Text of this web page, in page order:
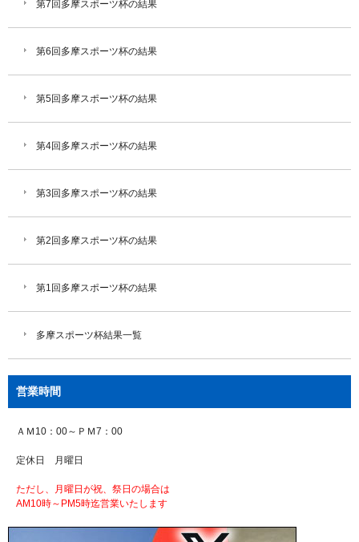
第7回多摩スポーツ杯の結果
第6回多摩スポーツ杯の結果
第5回多摩スポーツ杯の結果
第4回多摩スポーツ杯の結果
第3回多摩スポーツ杯の結果
第2回多摩スポーツ杯の結果
第1回多摩スポーツ杯の結果
多摩スポーツ杯結果一覧
営業時間
ＡＭ10：00～ＰＭ7：00
定休日 月曜日
ただし、月曜日が祝、祭日の場合は
AM10時～PM5時迄営業いたします